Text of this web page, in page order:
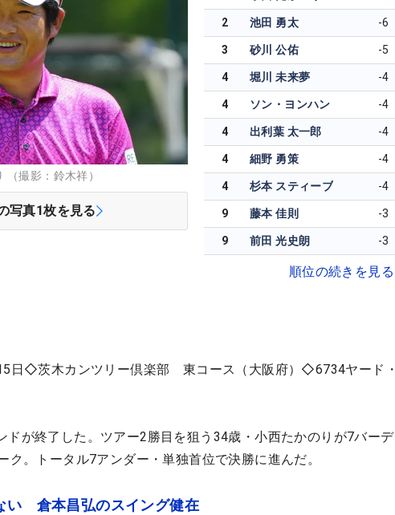
撮影：鈴木祥）
写真1枚を見る
2 池田 勇太 -6
3 砂川 公佑 -5
4 堀川 未来夢 -4
4 ソン・ヨンハン -4
4 出利葉 太一郎 -4
4 細野 勇策 -4
4 杉本 スティーブ -4
9 藤本 佳則 -3
9 前田 光史朗 -3
順位の続きを見る
◇茨木カンツリー倶楽部 東コース（大阪府）◇6734ヤード・
ドが終了した。ツアー2勝目を狙う34歳・小西たかのりが7バーデ
ク。トータル7アンダー・単独首位で決勝に進んだ。
い 倉本昌弘のスイング健在